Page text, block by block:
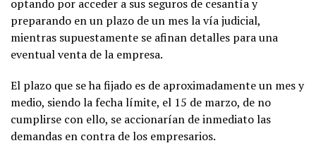
optando por acceder a sus seguros de cesantía y
preparando en un plazo de un mes la vía judicial,
mientras supuestamente se afinan detalles para una
eventual venta de la empresa.
El plazo que se ha fijado es de aproximadamente un mes y
medio, siendo la fecha límite, el 15 de marzo, de no
cumplirse con ello, se accionarían de inmediato las
demandas en contra de los empresarios.